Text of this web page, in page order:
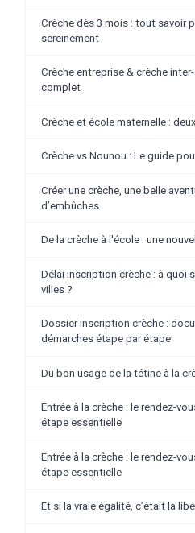
Crèche dès 3 mois : tout savoir
sereinement
Crèche entreprise & crèche
complet
Crèche et école maternelle :
Crèche vs Nounou : Le guide
Créer une crèche, une belle
d’embûches
De la crèche à l'école : une
Délai inscription crèche : à quoi
villes ?
Dossier inscription crèche :
démarches étape par étape
Du bon usage de la tétine à la
Entrée à la crèche : le rendez-
étape essentielle
Entrée à la crèche : le rendez-
étape essentielle
Et si la vraie égalité, c’était la